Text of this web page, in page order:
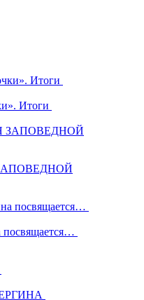
Итоги
посвящается…